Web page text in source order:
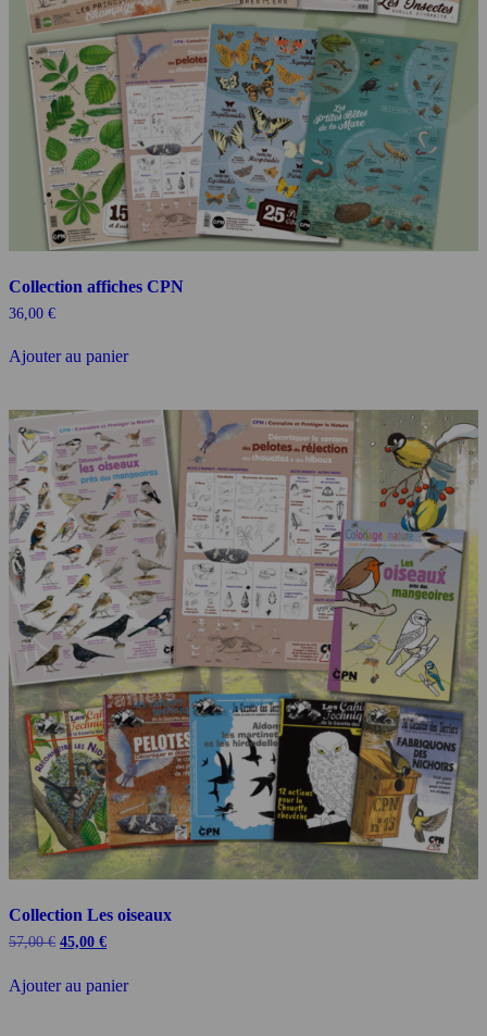
Collection affiches CPN
36,00 €
Ajouter au panier
Collection Les oiseaux
57,00€ Le
était :
45,00 €Le
actuel
est :
Ajouter au panier